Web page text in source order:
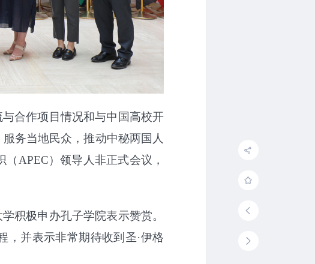
合作项目情况和与中国高校开
务当地民众，推动中秘两国人
（ APEC）领导人非正式会议，
积极申办孔子学院表示赞赏。
，并表示非常期待收到圣·伊格